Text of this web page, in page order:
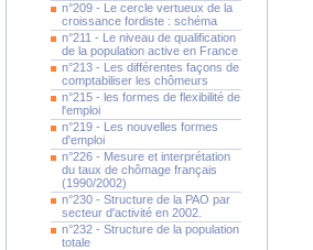
n°209 - Le cercle vertueux de la
croissance fordiste : schéma
n°211 - Le niveau de qualification
de la population active en France
n°213 - Les différentes façons de
comptabiliser les chômeurs
n°215 - les formes de flexibilité de
l'emploi
n°219 - Les nouvelles formes
d'emploi
n°226 - Mesure et interprétation
du taux de chômage français
(1990/2002)
n°230 - Structure de la PAO par
secteur d'activité en 2002.
n°232 - Structure de la population
totale